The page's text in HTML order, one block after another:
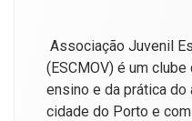
Associação Juvenil
(ESCMOV) é um
ensino e da prática
cidade do Porto e